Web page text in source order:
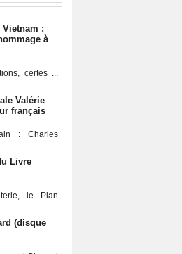
:
à
certes ...
Valérie
français
: Charles
Livre
le Plan
(disque